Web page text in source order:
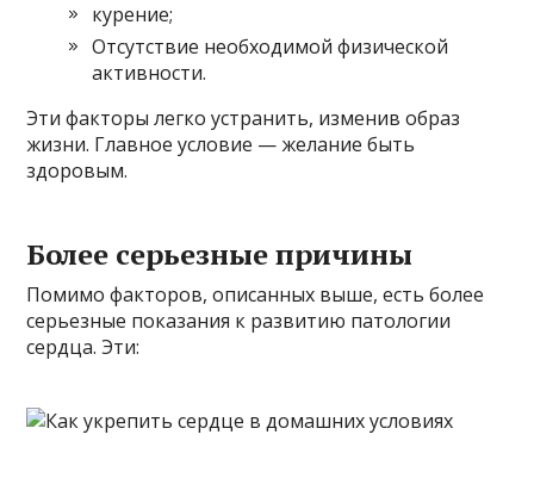
курение;
Отсутствие необходимой физической
активности.
Эти факторы легко устранить, изменив образ
жизни. Главное условие — желание быть
здоровым.
Более серьезные причины
Помимо факторов, описанных выше, есть более
серьезные показания к развитию патологии
сердца. Эти: